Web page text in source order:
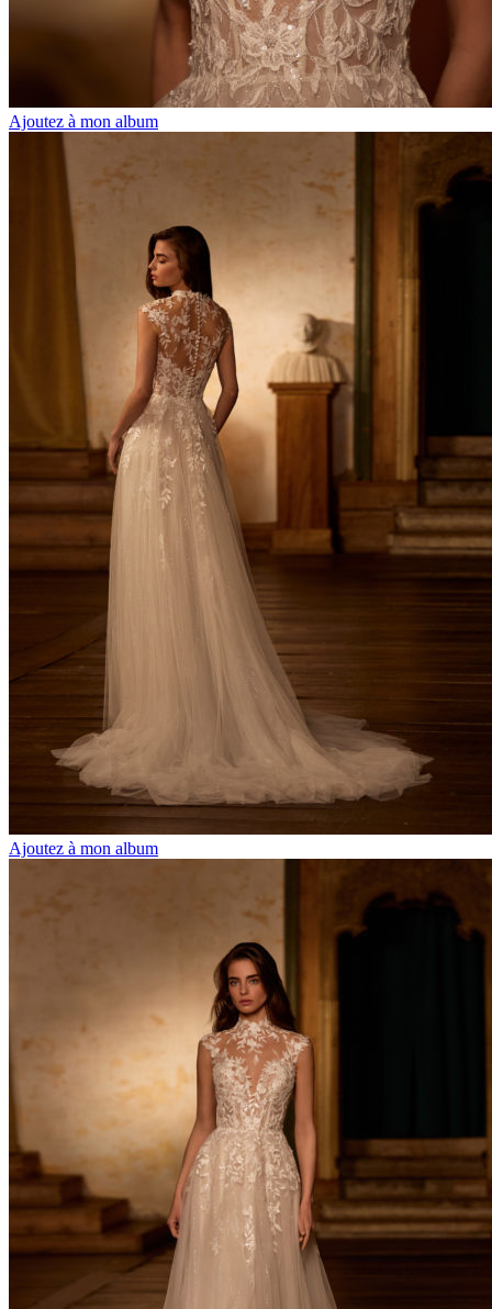
Ajoutez à mon album
Ajoutez à mon album